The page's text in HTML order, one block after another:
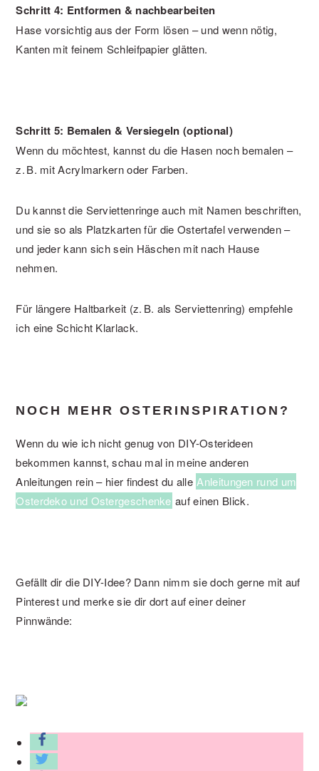
Schritt 4: Entformen & nachbearbeiten
Hase vorsichtig aus der Form lösen – und wenn nötig,
Kanten mit feinem Schleifpapier glätten.
Schritt 5: Bemalen & Versiegeln (optional)
Wenn du möchtest, kannst du die Hasen noch bemalen –
z. B. mit Acrylmarkern oder Farben.
Du kannst die Serviettenringe auch mit Namen beschriften,
und sie so als Platzkarten für die Ostertafel verwenden –
und jeder kann sich sein Häschen mit nach Hause
nehmen.
Für längere Haltbarkeit (z. B. als Serviettenring) empfehle
ich eine Schicht Klarlack.
NOCH MEHR OSTERINSPIRATION?
Wenn du wie ich nicht genug von DIY-Osterideen
bekommen kannst, schau mal in meine anderen
Anleitungen rein – hier findest du alle Anleitungen rund um
Osterdeko und Ostergeschenke auf einen Blick.
Gefällt dir die DIY-Idee? Dann nimm sie doch gerne mit auf
Pinterest und merke sie dir dort auf einer deiner
Pinnwände: